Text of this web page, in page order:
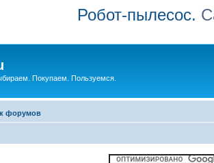
Робот-пылесос.
Покупаем. Пользуемся.
форумов